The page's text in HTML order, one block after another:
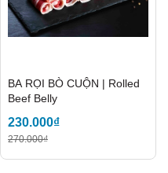
BA RỌI BÒ CUỘN | Rolled
Beef Belly
230.000₫
270.000₫